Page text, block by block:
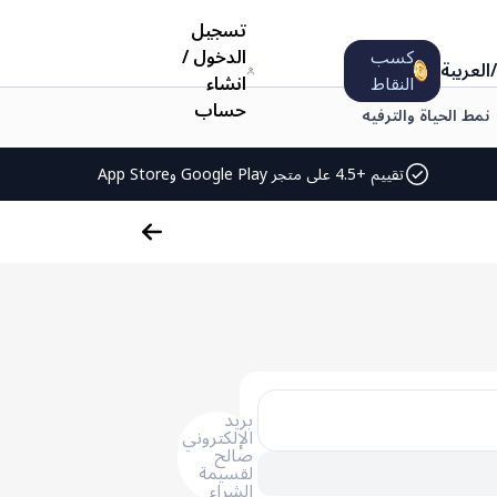
/العربية كسب
النقاط
تسجيل
الدخول/
انشاء
حساب
نمط الحياة والترفيه
تقييم +4.5 على متجر Google Play وApp Store
بريدالإلكتروني
صالح
لقسيمة